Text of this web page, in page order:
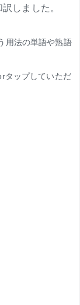
しました。
用法の単語や熟語
タップしていただ